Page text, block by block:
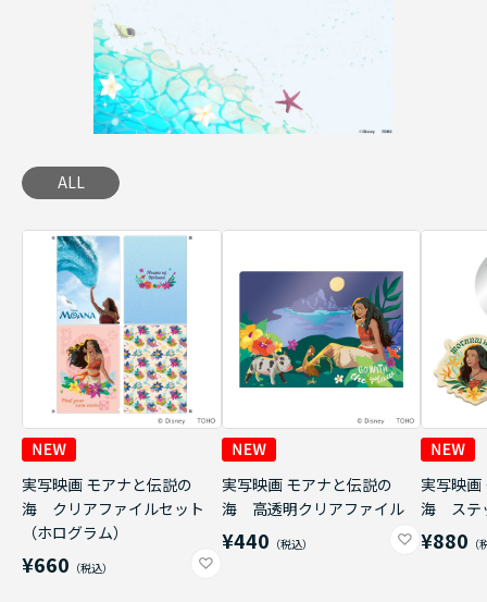
ALL
実写映画 モアナと伝説の
海 クリアファイルセット
（ホログラム）
¥660
実写映画 モアナと伝説の
海 高透明クリアファイル
¥440
実写映画
海 ステ
¥880